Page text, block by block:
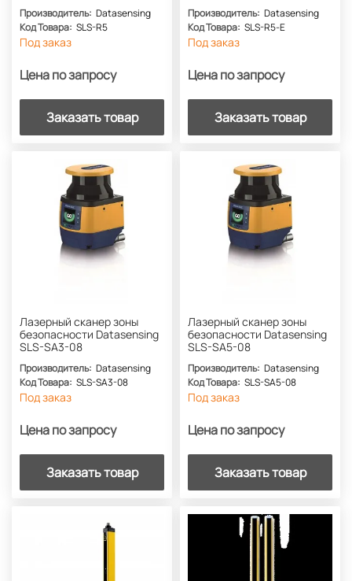
Производитель: Datasensing
Код Товара: SLS-R5
Под заказ
Цена по запросу
Заказать товар
Производитель: Datasensing
Код Товара: SLS-R5-E
Под заказ
Цена по запросу
Заказать товар
Лазерный сканер зоны
безопасности Datasensing
SLS-SA3-08
Производитель: Datasensing
Код Товара: SLS-SA3-08
Под заказ
Цена по запросу
Заказать товар
Лазерный сканер зоны
безопасности Datasensing
SLS-SA5-08
Производитель: Datasensing
Код Товара: SLS-SA5-08
Под заказ
Цена по запросу
Заказать товар